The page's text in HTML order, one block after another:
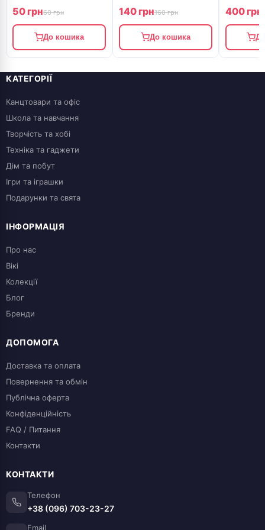
50 грн60 грн
До кошика
140 грн160 грн
До кошика
400 грн
КАТЕГОРІЇ
Канцтовари та офіс
Школа та навчання
Творчість та хобі
Техніка та гаджети
Дім та побут
Ігри та іграшки
Подарунки та свята
ІНФОРМАЦІЯ
Про нас
Вікі
Колекції
Блог
Бренди
ДОПОМОГА
Доставка та оплата
Повернення та обмін
Публічна оферта
Конфіденційність
FAQ / Питання
Контакти
КОНТАКТИ
Телефон
+38 (096) 703-23-27
Email